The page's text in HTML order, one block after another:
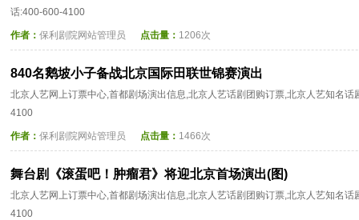
话:400-600-4100
作者： 保利剧院网站管理员 点击量： 1206次
840名鹅坡小子备战北京国际田联世锦赛演出
北京人艺网上订票中心,首都剧场演出信息,北京人艺话剧团购订票,北京人艺知名
4100
作者： 保利剧院网站管理员 点击量： 1466次
舞台剧《滚蛋吧！肿瘤君》将迎北京首场演出(图)
北京人艺网上订票中心,首都剧场演出信息,北京人艺话剧团购订票,北京人艺知名
4100